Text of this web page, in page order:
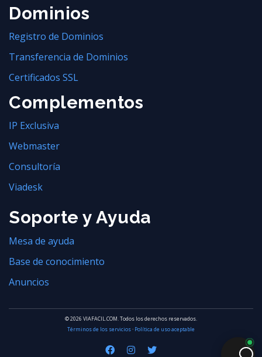
Dominios
Registro de Dominios
Transferencia de Dominios
Certificados SSL
Complementos
IP Exclusiva
Webmaster
Consultoría
Viadesk
Soporte y Ayuda
Mesa de ayuda
Base de conocimiento
Anuncios
© 2026 VIAFACIL.COM. Todos los derechos reservados.
Términos de los servicios· Política de uso aceptable